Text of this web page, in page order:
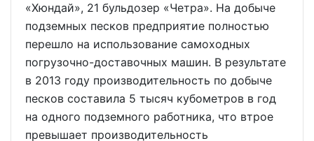
«Хюндай», 21 бульдозер «Четра». На добыче
подземных песков предприятие полностью
перешло на использование самоходных
погрузочно-доставочных машин. В результате
в 2013 году производительность по добыче
песков составила 5 тысяч кубометров в год
на одного подземного работника, что втрое
превышает производительность